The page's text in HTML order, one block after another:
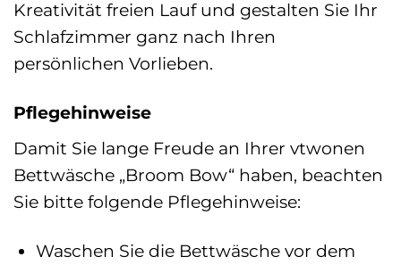
Kreativität freien Lauf und gestalten Sie Ihr
Schlafzimmer ganz nach Ihren
persönlichen Vorlieben.
Pflegehinweise
Damit Sie lange Freude an Ihrer vtwonen
Bettwäsche „Broom Bow“ haben, beachten
Sie bitte folgende Pflegehinweise:
Waschen Sie die Bettwäsche vor dem